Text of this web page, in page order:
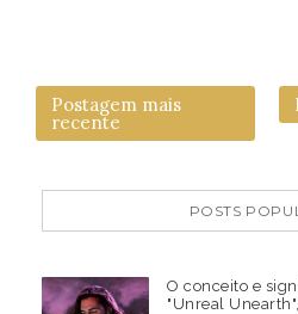
Postagem mais
recente
POSTS
O conceito e
"Unreal